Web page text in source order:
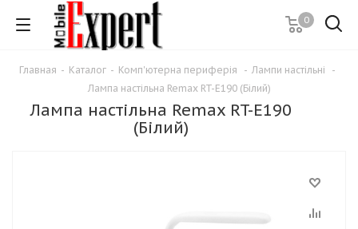
0
Главная - Каталог - Комп'ютерна периферія - Лампи настільні
-
Лампа настільна Remax RT-E190 (Білий)
Лампа настільна Remax RT-E190
(Білий)